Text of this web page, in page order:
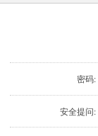
密码:
安全提问: